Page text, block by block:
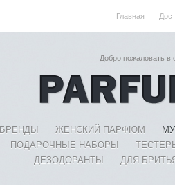
Главная
Добро пожаловать
БРЕНДЫ ЖЕНСКИЙ ПАРФЮМ
ПОДАРОЧНЫЕ НАБОРЫ
ДЕЗОДОРАНТЫ
ДЛЯ